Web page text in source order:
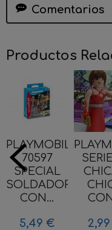
Comentarios
Productos
PLAYMOBIL
70597
SPECIAL
SOLDADOR
CON...
5,49 €